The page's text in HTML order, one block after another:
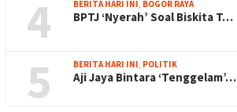
4 BERITA HARI INI, BOGOR RAYA
BPTJ ‘Nyerah’ Soal Biskita T…
5 BERITA HARI INI, POLITIK
Aji Jaya Bintara ‘Tenggelam’…